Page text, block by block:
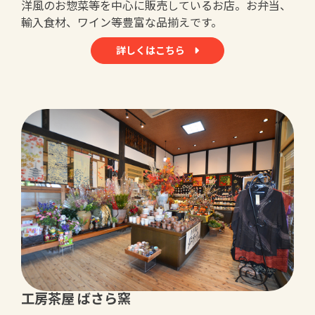
洋風のお惣菜等を中心に販売しているお店。お弁当、
輸入食材、ワイン等豊富な品揃えです。
詳しくはこちら
工房茶屋 ばさら窯